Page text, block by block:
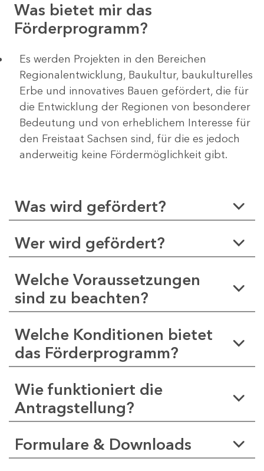
Was bietet mir das
Förderprogramm?
Es werden Projekten in den Bereichen
Regionalentwicklung, Baukultur, baukulturelles
Erbe und innovatives Bauen gefördert, die für
die Entwicklung der Regionen von besonderer
Bedeutung und von erheblichem Interesse für
den Freistaat Sachsen sind, für die es jedoch
anderweitig keine Fördermöglichkeit gibt.
Was wird gefördert?
Wer wird gefördert?
Welche Voraussetzungen
sind zu beachten?
Welche Konditionen bietet
das Förderprogramm?
Wie funktioniert die
Antragstellung?
Formulare & Downloads